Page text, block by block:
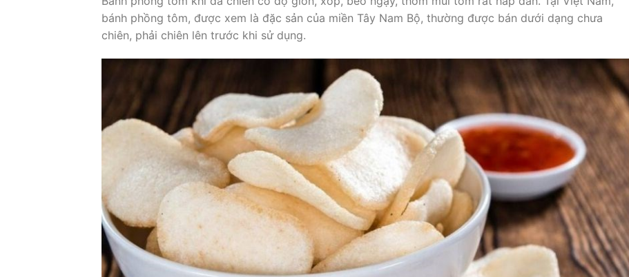
bánh phồng tôm, được xem là đặc sản của miền Tây Nam Bộ, thường được bán dưới dạng chưa
chiên, phải chiên lên trước khi sử dụng.